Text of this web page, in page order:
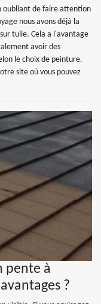
oubliant de faire attention
nous avons déjà la
tuile. Cela a l'avantage
avoir des
le choix de peinture.
site où vous pouvez
pente à
?